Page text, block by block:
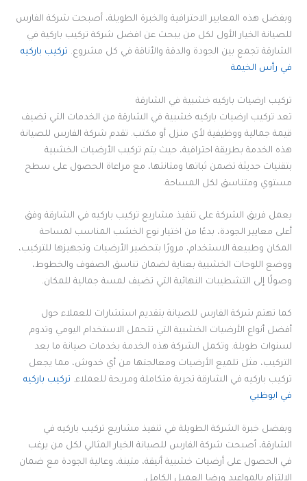
وبفضل هذه المعايير الاحترافية والخبرة الطويلة، أصبحت شركة الفارس
للصيانة الخيار الأول لكل من يبحث عن افضل شركة تركيب باركية في
الشارقة تجمع بين الجودة والدقة والأناقة في كل مشروع. تركيب باركيه
في رأس الخيمة
تركيب ارضيات باركيه خشبية في الشارقة
تعد تركيب ارضيات باركيه خشبية في الشارقة من الخدمات التي تضيف
قيمة جمالية ووظيفية لأي منزل أو مكتب. تقدم شركة الفارس للصيانة
هذه الخدمة بطريقة احترافية، حيث يتم تركيب الأرضيات الخشبية
بتقنيات حديثة تضمن ثباتها ومتانتها، مع مراعاة الحصول على سطح
مستوي ومتناسق لكل المساحة.
يعمل فريق الشركة على تنفيذ مشاريع تركيب باركيه في الشارقة وفق
أعلى معايير الجودة، بدءًا من اختيار نوع الخشب المناسب لمساحة
المكان وطبيعة الاستخدام، مرورًا بتحضير الأرضيات وتجهيزها للتركيب،
ووضع اللوحات الخشبية بعناية لضمان تناسق الصفوف والخطوط،
وصولًا إلى التشطيبات النهائية التي تضيف لمسة جمالية للمكان.
كما تهتم شركة الفارس للصيانة بتقديم استشارات للعملاء حول
أفضل أنواع الأرضيات الخشبية التي تتحمل الاستخدام اليومي وتدوم
لسنوات طويلة. وتكمل الشركة هذه الخدمة بخدمات صيانة ما بعد
التركيب، مثل تلميع الأرضيات ومعالجتها من أي خدوش، مما يجعل
تركيب باركيه في الشارقة تجربة متكاملة ومريحة للعملاء. تركيب باركيه
في ابوظبي
وبفضل خبرة الشركة الطويلة في تنفيذ مشاريع تركيب باركيه في
الشارقة، أصبحت شركة الفارس للصيانة الخيار المثالي لكل من يرغب
في الحصول على أرضيات خشبية أنيقة، متينة، وعالية الجودة مع ضمان
الالتزام بالمواعيد ورضا العميل الكامل.